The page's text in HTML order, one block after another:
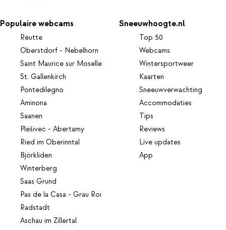
Populaire webcams
Reutte
Oberstdorf - Nebelhorn
Saint Maurice sur Moselle
St. Gallenkirch
Pontedilegno
Aminona
Saanen
Plešivec - Abertamy
Ried im Oberinntal
Björkliden
Winterberg
Saas Grund
Pas de la Casa - Grau Roi
Radstadt
Aschau im Zillertal
Sneeuwhoogte.nl
Top 50
Webcams
Wintersportweer
Kaarten
Sneeuwverwachting
Accommodaties
Tips
Reviews
Live updates
App